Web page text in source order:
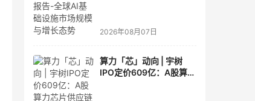
2026年08月07日
算力「芯」动向 | 宇树
IPO定价609亿：A股算力